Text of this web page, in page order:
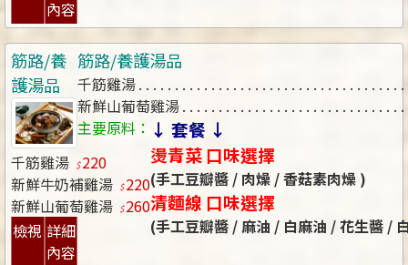
內容
筋路/養
護湯品
千筋雞湯
220
新鮮牛奶補雞湯
220
新鮮山葡萄雞湯
260
檢視 詳細
內容
筋路/養護湯品
千筋雞湯
新鮮山葡萄雞湯
主要原料： ↓ 套餐 ↓
燙青菜 口味選擇
(手工豆瓣醬 / 肉燥 / 香菇素肉燥 )
清麵線 口味選擇
(手工豆瓣醬 / 麻油 / 白麻油 / 花生醬 /